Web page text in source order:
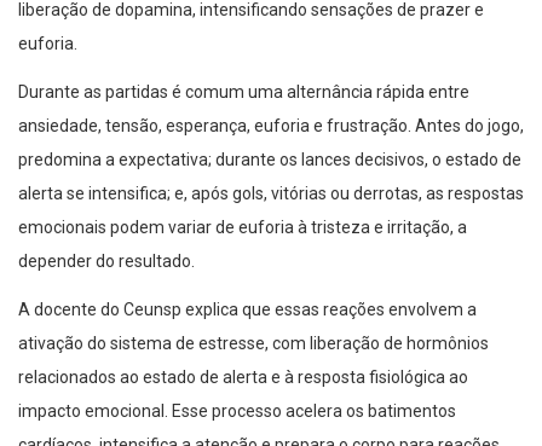
liberação de dopamina, intensificando sensações de prazer e
euforia.
Durante as partidas é comum uma alternância rápida entre
ansiedade, tensão, esperança, euforia e frustração. Antes do jogo,
predomina a expectativa; durante os lances decisivos, o estado de
alerta se intensifica; e, após gols, vitórias ou derrotas, as respostas
emocionais podem variar de euforia à tristeza e irritação, a
depender do resultado.
A docente do Ceunsp explica que essas reações envolvem a
ativação do sistema de estresse, com liberação de hormônios
relacionados ao estado de alerta e à resposta fisiológica ao
impacto emocional. Esse processo acelera os batimentos